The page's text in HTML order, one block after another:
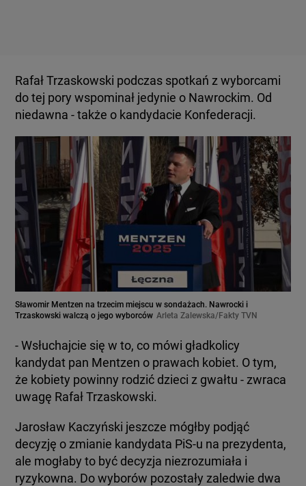
Rafał Trzaskowski podczas spotkań z wyborcami
do tej pory wspominał jedynie o Nawrockim. Od
niedawna - także o kandydacie Konfederacji.
Sławomir Mentzen na trzecim miejscu w sondażach. Nawrocki i
Trzaskowski walczą o jego wyborców Arleta Zalewska/Fakty TVN
- Wsłuchajcie się w to, co mówi gładkolicy
kandydat pan Mentzen o prawach kobiet. O tym,
że kobiety powinny rodzić dzieci z gwałtu - zwraca
uwagę Rafał Trzaskowski.
Jarosław Kaczyński jeszcze mógłby podjąć
decyzję o zmianie kandydata PiS-u na prezydenta,
ale mogłaby to być decyzja niezrozumiała i
ryzykowna. Do wyborów pozostały zaledwie dwa